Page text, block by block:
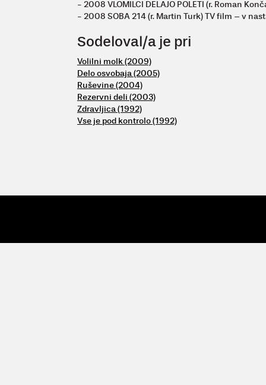
- 2008 VLOMILCI DELAJO POLETI (r. Roman
- 2008 SOBA 214 (r. Martin Turk) TV film – v
Sodeloval/a je pri
Volilni molk (2009)
Delo osvobaja (2005)
Ruševine (2004)
Rezervni deli (2003)
Zdravljica (1992)
Vse je pod kontrolo (1992)